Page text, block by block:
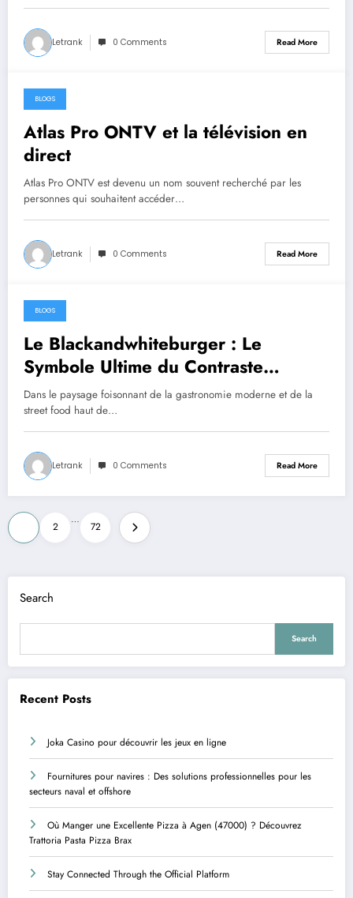
Letrank 0 Comments Read More
June 18, 2026
BLOGS
Atlas Pro ONTV et la télévision en
direct
Atlas Pro ONTV est devenu un nom souvent recherché par les
personnes qui souhaitent accéder…
Letrank 0 Comments Read More
June 18, 2026
BLOGS
Le Blackandwhiteburger : Le
Symbole Ultime du Contraste
Culinaire
Dans le paysage foisonnant de la gastronomie moderne et de la
street food haut de…
Letrank 0 Comments Read More
Posts
pagination
2
…
72
Search
Search
Recent Posts
Joka Casino pour découvrir les jeux en ligne
Fournitures pour navires : Des solutions professionnelles pour les
secteurs naval et offshore
Où Manger une Excellente Pizza à Agen (47000) ? Découvrez
Trattoria Pasta Pizza Brax
Stay Connected Through the Official Platform